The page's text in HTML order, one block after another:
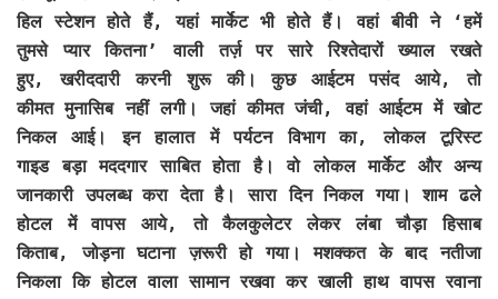
हिल स्टेशन होते हैं, यहां मार्केट भी होते हैं। वहां बीवी ने ‘हमें
तुमसे प्यार कितना’ वाली तर्ज़ पर सारे रिश्तेदारों ख्याल रखते
हुए, खरीददारी करनी शुरू की। कुछ आईटम पसंद आये, तो
कीमत मुनासिब नहीं लगी। जहां कीमत जंची, वहां आईटम में खोट
निकल आई। इन हालात में पर्यटन विभाग का, लोकल टूरिस्ट
गाइड बड़ा मददगार साबित होता है। वो लोकल मार्केट और अन्य
जानकारी उपलब्ध करा देता है। सारा दिन निकल गया। शाम ढले
होटल में वापस आये, तो कैलकुलेटर लेकर लंबा चौड़ा हिसाब
किताब, जोड़ना घटाना ज़रूरी हो गया। मशक्कत के बाद नतीजा
निकला कि होटल वाला सामान रखवा कर खाली हाथ वापस रवाना